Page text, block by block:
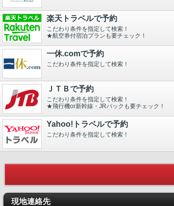
楽天トラベルで予約
こだわり条件を指定して検索！
★航空券付宿泊プランも要チェック！
一休.comで予約
こだわり条件を指定して検索！
ＪＴＢで予約
こだわり条件を指定して検索！
★飛行機or新幹線・JRパックも要チェック！
Yahoo!トラベルで予約
こだわり条件を指定して検索！
現地連絡先